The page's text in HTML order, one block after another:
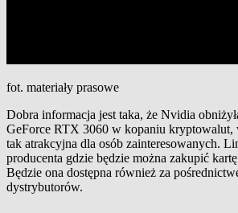
fot. materiały prasowe
Dobra informacja jest taka, że Nvidia
GeForce RTX 3060 w kopaniu kryptowalut,
tak atrakcyjna dla osób zainteresowanych.
producenta gdzie będzie można zakupić
Będzie ona dostępna również za
dystrybutorów.